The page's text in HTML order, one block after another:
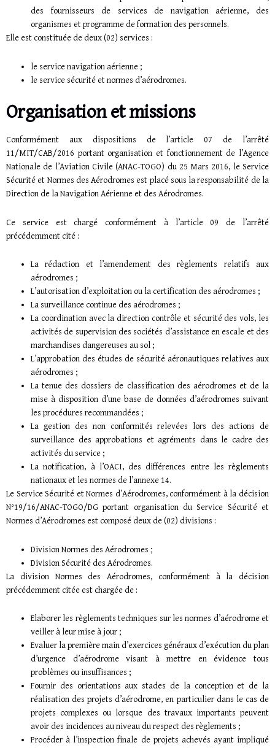
des fournisseurs de services de navigation aérienne, des
organismes et programme de formation des personnels.
Elle est constituée de deux (02) services :
le service navigation aérienne ;
le service sécurité et normes d’aérodromes.
Organisation et missions
Conformément aux dispositions de l’article 07 de l’arrêté
11/MIT/CAB/2016 portant organisation et fonctionnement de l’Agence
Nationale de l’Aviation Civile (ANAC-TOGO) du 25 Mars 2016, le Service
Sécurité et Normes des Aérodromes est placé sous la responsabilité de la
Direction de la Navigation Aérienne et des Aérodromes.
Ce service est chargé conformément à l’article 09 de l’arrêté
précédemment cité :
La rédaction et l’amendement des règlements relatifs aux
aérodromes ;
L’autorisation d’exploitation ou la certification des aérodromes ;
La surveillance continue des aérodromes ;
La coordination avec la direction contrôle et sécurité des vols, les
activités de supervision des sociétés d’assistance en escale et des
marchandises dangereuses au sol ;
L’approbation des études de sécurité aéronautiques relatives aux
aérodromes ;
La tenue des dossiers de classification des aérodromes et de la
mise à disposition d’une base de données d’aérodromes suivant
les procédures recommandées ;
La gestion des non conformités relevées lors des actions de
surveillance des approbations et agréments dans le cadre des
activités du service ;
La notification, à l’OACI, des différences entre les règlements
nationaux et les normes de l’annexe 14.
Le Service Sécurité et Normes d’Aérodromes, conformément à la décision
N°19/16/ANAC-TOGO/DG portant organisation du Service Sécurité et
Normes d’Aérodromes est composé deux de (02) divisions :
Division Normes des Aérodromes ;
Division Sécurité des Aérodromes.
La division Normes des Aérodromes, conformément à la décision
précédemment citée est chargée de :
Elaborer les règlements techniques sur les normes d’aérodrome et
veiller à leur mise à jour ;
Evaluer la première main d’exercices généraux d’exécution du plan
d’urgence d’aérodrome visant à mettre en évidence tous
problèmes ou insuffisances ;
Fournir des orientations aux stades de la conception et de la
réalisation des projets d’aérodrome, en particulier dans le cas de
projets complexes ou lorsque des travaux importants peuvent
avoir des incidences au niveau du respect des règlements ;
Procéder à l’inspection finale de projets achevés ayant impliqué